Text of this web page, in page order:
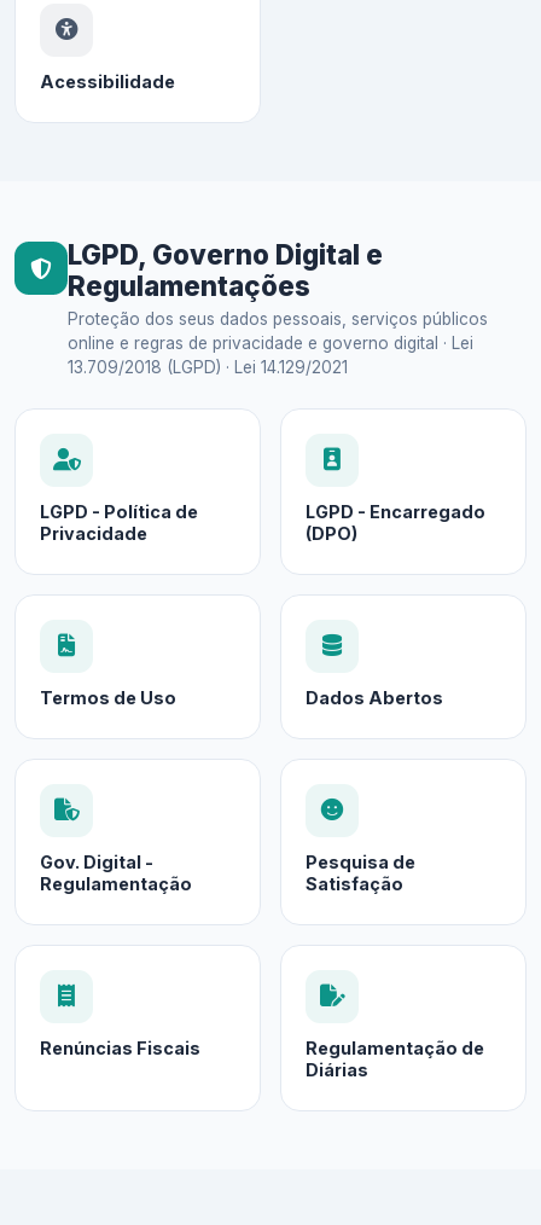
Acessibilidade
LGPD, Governo Digital e
Regulamentações
Proteção dos seus dados pessoais, serviços públicos
online e regras de privacidade e governo digital · Lei
13.709/2018 (LGPD) · Lei 14.129/2021
LGPD - Política de
Privacidade
LGPD - Encarregado
(DPO)
Termos de Uso Dados Abertos
Gov. Digital -
Regulamentação
Pesquisa de
Satisfação
Renúncias Fiscais
Regulamentação de
Diárias